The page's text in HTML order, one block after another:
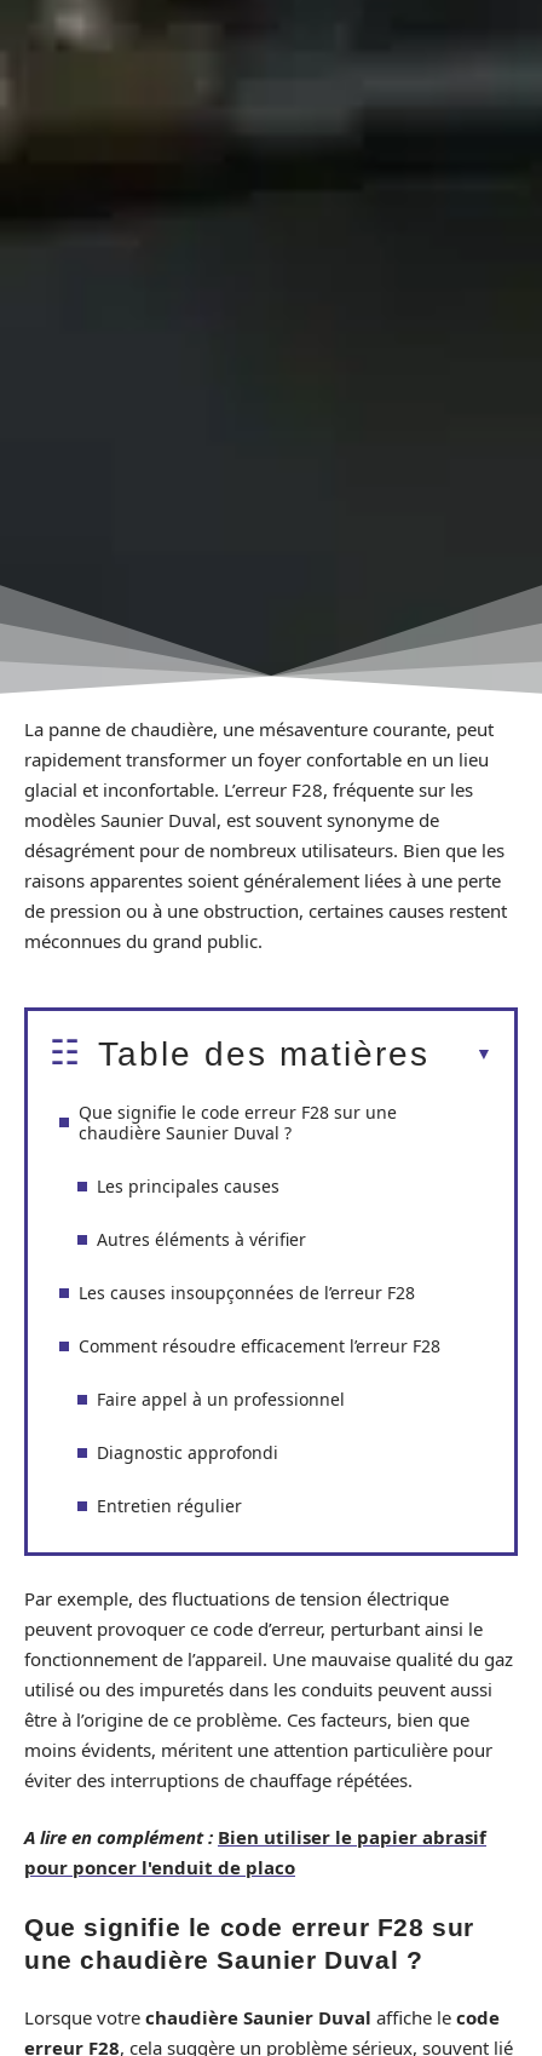
La panne de chaudière, une mésaventure courante, peut
rapidement transformer un foyer confortable en un lieu
glacial et inconfortable. L’erreur F28, fréquente sur les
modèles Saunier Duval, est souvent synonyme de
désagrément pour de nombreux utilisateurs. Bien que les
raisons apparentes soient généralement liées à une perte
de pression ou à une obstruction, certaines causes restent
méconnues du grand public.
Table des matières
Que signifie le code erreur F28 sur une
chaudière Saunier Duval ?
Les principales causes
Autres éléments à vérifier
Les causes insoupçonnées de l’erreur F28
Comment résoudre efficacement l’erreur F28
Faire appel à un professionnel
Diagnostic approfondi
Entretien régulier
Par exemple, des fluctuations de tension électrique
peuvent provoquer ce code d’erreur, perturbant ainsi le
fonctionnement de l’appareil. Une mauvaise qualité du gaz
utilisé ou des impuretés dans les conduits peuvent aussi
être à l’origine de ce problème. Ces facteurs, bien que
moins évidents, méritent une attention particulière pour
éviter des interruptions de chauffage répétées.
A lire en complément : Bien utiliser le papier abrasif
pour poncer l'enduit de placo
Que signifie le code erreur F28 sur
une chaudière Saunier Duval ?
Lorsque votre chaudière Saunier Duval affiche le code
erreur F28, cela suggère un problème sérieux, souvent lié